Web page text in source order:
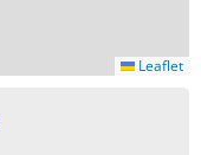
Leaflet